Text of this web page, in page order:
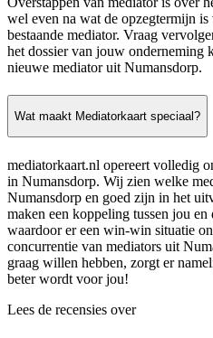
wel even na wat de opzegtermijn
bestaande mediator. Vraag
het dossier van jouw onderneming
nieuwe mediator uit Numansdorp.
Wat maakt Mediatorkaart speciaal?
mediatorkaart.nl opereert volledig
in Numansdorp. Wij zien welke
Numansdorp en goed zijn in het
maken een koppeling tussen jou en
waardoor er een win-win situatie
concurrentie van mediators uit
graag willen hebben, zorgt er
beter wordt voor jou!
Lees de recensies over